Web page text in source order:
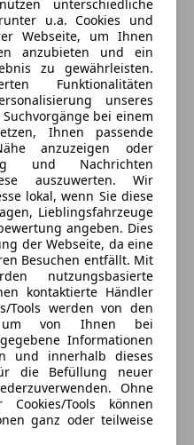
unterschiedliche
u.a. Cookies und
Webseite, um Ihnen
anzubieten und ein
zu gewährleisten.
Funktionalitäten
unseres
bei einem
Ihnen passende
anzuzeigen oder
und Nachrichten
auszuwerten. Wir
lokal, wenn Sie diese
Lieblingsfahrzeuge
angeben. Dies
der Webseite, da eine
Besuchen entfällt. Mit
nutzungsbasierte
kontaktierte Händler
Tools werden von den
um von Ihnen bei
Informationen
und innerhalb dieses
die Befüllung neuer
Ohne
Tools können
ganz oder teilweise